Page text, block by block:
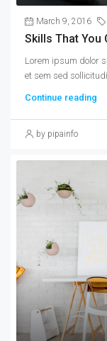
March 9, 2016
Skills That You
Lorem ipsum dolor
et sem sed
Continue reading
by pipainfo